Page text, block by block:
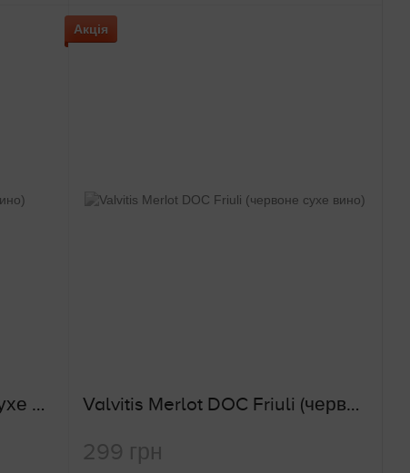
Traminer Aromatico (біле сухе вино)
Акція
Valvitis Merlot DOC Friuli (червоне сухе вино)
299 грн